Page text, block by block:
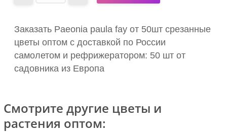
Заказать Paeonia paula fay от 50шт срезанные
цветы оптом с доставкой по России
самолетом и рефрижератором: 50 шт от
садовника из Европа
Смотрите другие цветы и
растения оптом: